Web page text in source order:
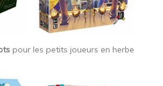
pour les petits joueurs en herbe